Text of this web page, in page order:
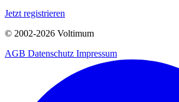
Jetzt registrieren
© 2002-2026 Voltimum
AGB Datenschutz Impressum